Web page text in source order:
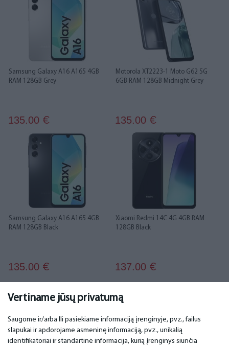
Vertiname jūsų privatumą
Saugome ir/arba Ili pasiekiame informaciją įrenginyje, pvz., failus
slapukai ir apdorojame asmeninę informaciją, pvz., unikalią
identifikatoriai ir standartinė informacija, kurią įrenginys siunčia
Samsung Galaxy A16 A165 4GB
RAM 128GB Grey
135.00 €
Motorola XT2223-1 Moto G62 5G
6GB RAM 128GB Midnight Grey
135.00 €
Samsung Galaxy A16 A165 4GB
RAM 128GB Black
135.00 €
Xiaomi Redmi 14C 4G 4GB RAM
128GB Black
137.00 €
1 2 3 4 5
SVARBU KONTAKTINIAI DUOMENYS